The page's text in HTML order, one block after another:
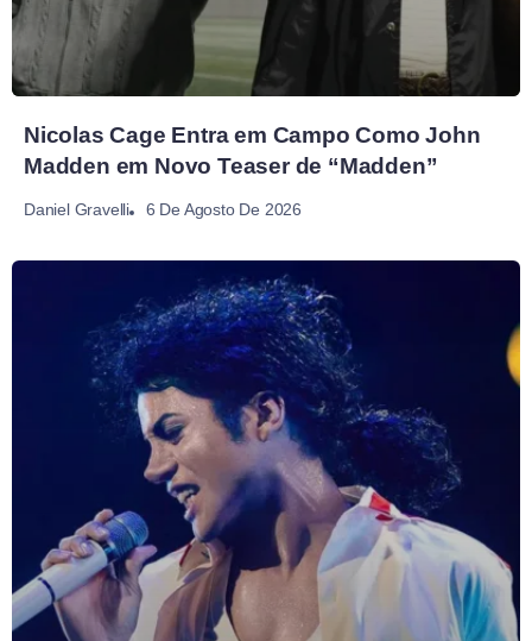
Nicolas Cage Entra em Campo Como John
Madden em Novo Teaser de “Madden”
Daniel Gravelli 6 De Agosto De 2026